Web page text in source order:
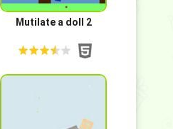
Mutilate a doll 2